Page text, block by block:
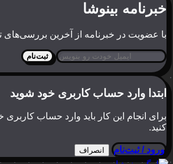
خبرنامه بینوشا
با عضویت در خبرنامه از آخرین بررسی‌های
ثبت‌نام
ابتدا وارد حساب کاربری خود شوید
برای انجام این کار باید وارد حساب کاربری
کنید.
ورود / ثبت‌نام انصراف